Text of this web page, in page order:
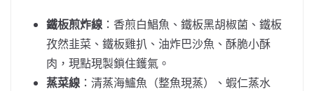
鐵板煎炸線 ：香煎白鯧魚、鐵板黑胡椒菌、鐵板
孜然韭菜、鐵板雞扒、油炸巴沙魚、酥脆小酥
肉，現點現製鎖住鑊氣。
蒸菜線 ：清蒸海鱸魚（整魚現蒸）、蝦仁蒸水